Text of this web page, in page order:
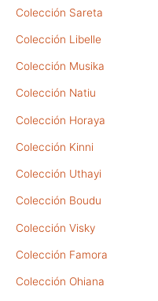
Colección Sareta
Colección Libelle
Colección Musika
Colección Natiu
Colección Horaya
Colección Kinni
Colección Uthayi
Colección Boudu
Colección Visky
Colección Famora
Colección Ohiana